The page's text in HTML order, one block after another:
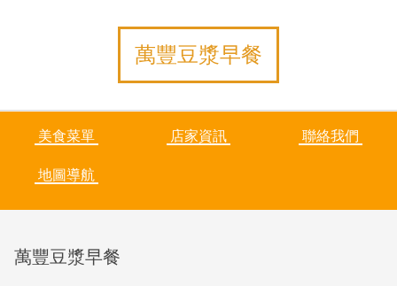
萬豐豆漿早餐
美食菜單 店家資訊 聯絡我們
地圖導航
萬豐豆漿早餐